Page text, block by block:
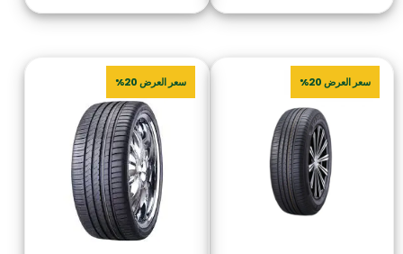
سعر العرض 20% سعر العرض 20%